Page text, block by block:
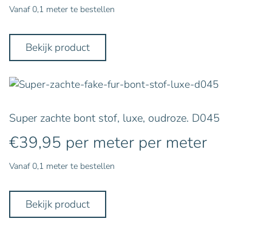
Vanaf 0,1 meter te bestellen
Bekijk product
Super zachte bont stof, luxe, oudroze. D045
€39,95 per meter per meter
Vanaf 0,1 meter te bestellen
Bekijk product